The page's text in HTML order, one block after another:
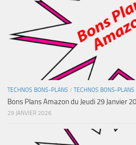
TECHNOS BONS-PLANS / TECHNOS BONS-PLANS
Bons Plans Amazon du Jeudi 29 Janvier
29 JANVIER 2026